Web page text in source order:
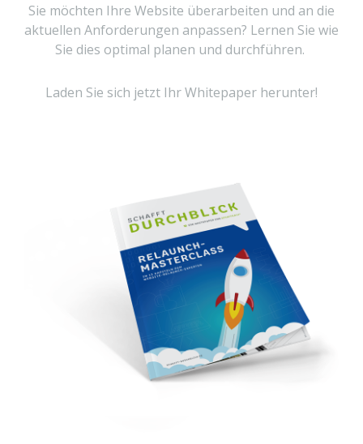
Sie möchten Ihre Website überarbeiten und an die
aktuellen Anforderungen anpassen? Lernen Sie wie
Sie dies optimal planen und durchführen.
Laden Sie sich jetzt Ihr Whitepaper herunter!